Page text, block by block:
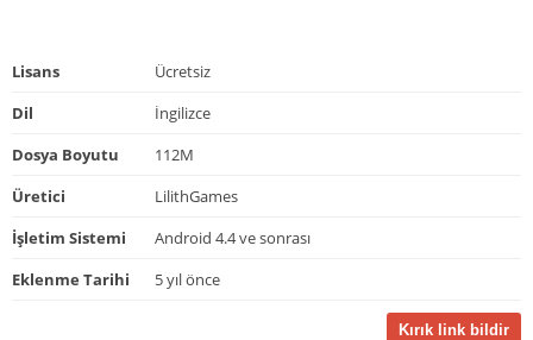
Lisans
Ücretsiz
Dil
İngilizce
Dosya Boyutu
112M
Üretici
LilithGames
İşletim Sistemi
Android 4.4 ve sonrası
Eklenme Tarihi
5 yıl önce
Kırık link bildir